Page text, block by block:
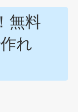
無料
れ